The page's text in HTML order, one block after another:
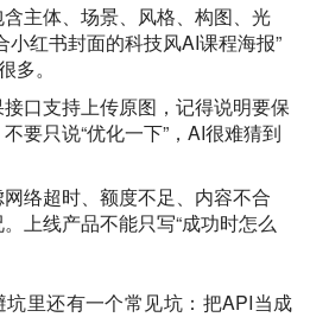
主体、场景、风格、构图、光
小红书封面的科技风AI课程海报”
多。
口支持上传原图，记得说明要保
要只说“优化一下”，AI很难猜到
络超时、额度不足、内容不合
上线产品不能只写“成功时怎么
里还有一个常见坑：把API当成